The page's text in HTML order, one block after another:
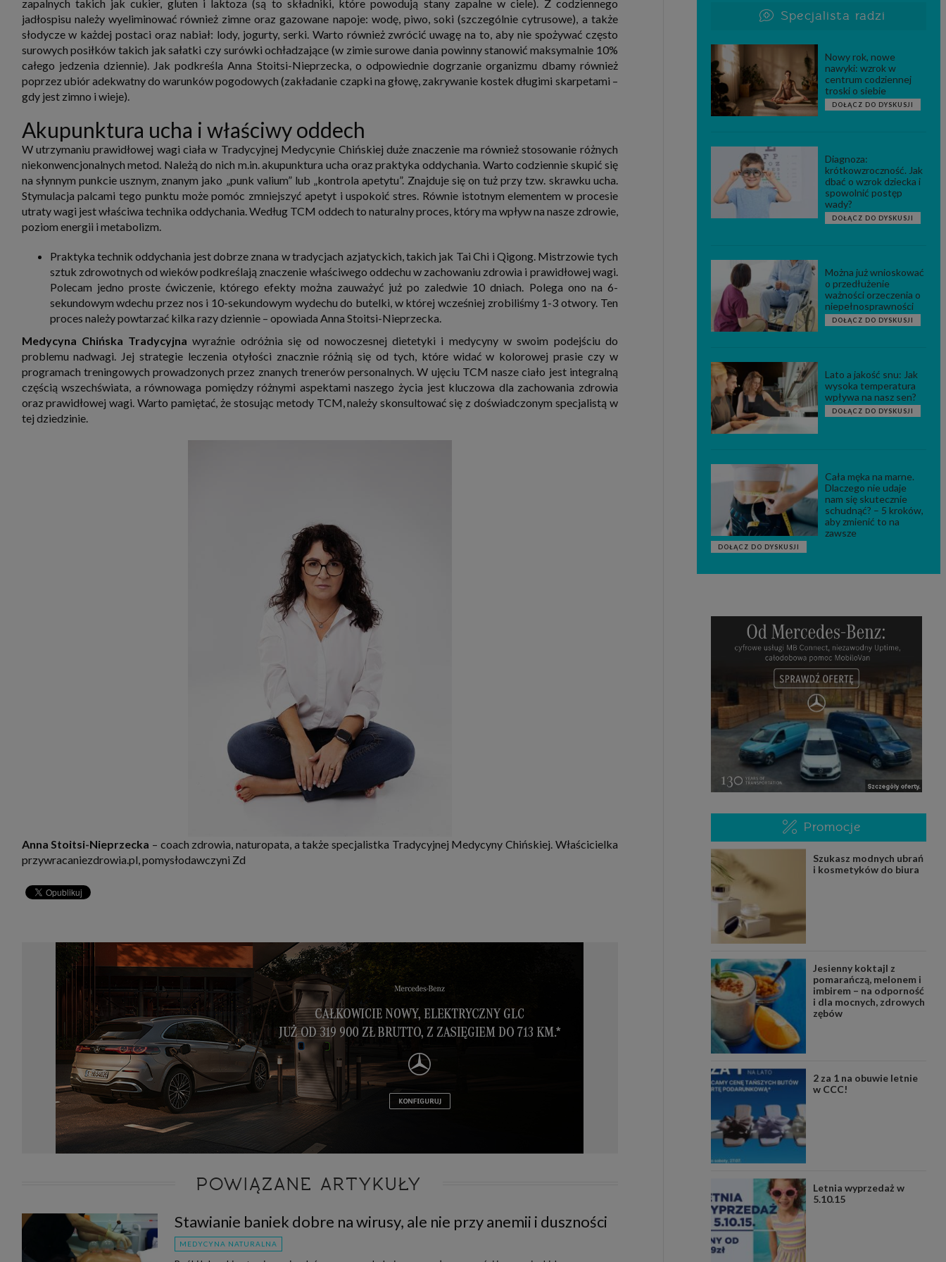
zapalnych takich jak cukier, gluten i laktoza (są to składniki, które powodują stany zapalne w ciele). Z codziennego
jadłospisu należy wyeliminować również zimne oraz gazowane napoje: wodę, piwo, soki (szczególnie cytrusowe), a także
słodycze w każdej postaci oraz nabiał: lody, jogurty, serki. Warto również zwrócić uwagę na to, aby nie spożywać często
surowych posiłków takich jak sałatki czy surówki ochładzające (w zimie surowe dania powinny stanowić maksymalnie 10%
całego jedzenia dziennie). Jak podkreśla Anna Stoitsi-Nieprzecka, o odpowiednie dogrzanie organizmu dbamy również
poprzez ubiór adekwatny do warunków pogodowych (zakładanie czapki na głowę, zakrywanie kostek długimi skarpetami –
gdy jest zimno i wieje).
Akupunktura ucha i właściwy oddech
W utrzymaniu prawidłowej wagi ciała w Tradycyjnej Medycynie Chińskiej duże znaczenie ma również stosowanie różnych
niekonwencjonalnych metod. Należą do nich m.in. akupunktura ucha oraz praktyka oddychania. Warto codziennie skupić się
na słynnym punkcie usznym, znanym jako „punk valium” lub „kontrola apetytu”. Znajduje się on tuż przy tzw. skrawku ucha.
Stymulacja palcami tego punktu może pomóc zmniejszyć apetyt i uspokoić stres. Równie istotnym elementem w procesie
utraty wagi jest właściwa technika oddychania. Według TCM oddech to naturalny proces, który ma wpływ na nasze zdrowie,
poziom energii i metabolizm.
Praktyka technik oddychania jest dobrze znana w tradycjach azjatyckich, takich jak Tai Chi i Qigong. Mistrzowie tych
sztuk zdrowotnych od wieków podkreślają znaczenie właściwego oddechu w zachowaniu zdrowia i prawidłowej wagi.
Polecam jedno proste ćwiczenie, którego efekty można zauważyć już po zaledwie 10 dniach. Polega ono na 6-
sekundowym wdechu przez nos i 10-sekundowym wydechu do butelki, w której wcześniej zrobiliśmy 1-3 otwory. Ten
proces należy powtarzać kilka razy dziennie – opowiada Anna Stoitsi-Nieprzecka.
Medycyna Chińska Tradycyjna wyraźnie odróżnia się od nowoczesnej dietetyki i medycyny w swoim podejściu do
problemu nadwagi. Jej strategie leczenia otyłości znacznie różnią się od tych, które widać w kolorowej prasie czy w
programach treningowych prowadzonych przez znanych trenerów personalnych. W ujęciu TCM nasze ciało jest integralną
częścią wszechświata, a równowaga pomiędzy różnymi aspektami naszego życia jest kluczowa dla zachowania zdrowia
oraz prawidłowej wagi. Warto pamiętać, że stosując metody TCM, należy skonsultować się z doświadczonym specjalistą w
tej dziedzinie.
Anna Stoitsi-Nieprzecka – coach zdrowia, naturopata, a także specjalistka Tradycyjnej Medycyny Chińskiej. Właścicielka
przywracaniezdrowia.pl, pomysłodawczyni Zd
POWIĄZANE ARTYKUŁY
Stawianie baniek dobre na wirusy, ale nie przy anemii i duszności
MEDYCYNA NATURALNA
Specjalista radzi
Nowy rok, nowe
nawyki: wzrok w
centrum codziennej
troski o siebie
DOŁĄCZ DO DYSKUSJI
Diagnoza:
krótkowzroczność. Jak
dbać o wzrok dziecka i
spowolnić postęp
wady?
DOŁĄCZ DO DYSKUSJI
Można już wnioskować
o przedłużenie
ważności orzeczenia o
niepełnosprawności
DOŁĄCZ DO DYSKUSJI
Lato a jakość snu: Jak
wysoka temperatura
wpływa na nasz sen?
DOŁĄCZ DO DYSKUSJI
Cała męka na marne.
Dlaczego nie udaje
nam się skutecznie
schudnąć? – 5 kroków,
aby zmienić to na
zawsze
DOŁĄCZ DO DYSKUSJI
Promocje
Szukasz modnych ubrań
i kosmetyków do biura
Jesienny koktajl z
pomarańczą, melonem i
imbirem – na odporność
i dla mocnych, zdrowych
zębów
2 za 1 na obuwie letnie
w CCC!
Letnia wyprzedaż w
5.10.15